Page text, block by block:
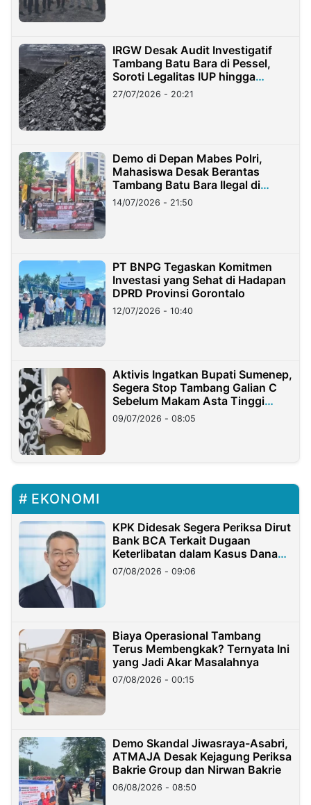
IRGW Desak Audit Investigatif
Tambang Batu Bara di Pessel,
Soroti Legalitas IUP hingga
Stockpile
27/07/2026 - 20:21
Demo di Depan Mabes Polri,
Mahasiswa Desak Berantas
Tambang Batu Bara Ilegal di
Lampung
14/07/2026 - 21:50
PT BNPG Tegaskan Komitmen
Investasi yang Sehat di Hadapan
DPRD Provinsi Gorontalo
12/07/2026 - 10:40
Aktivis Ingatkan Bupati Sumenep,
Segera Stop Tambang Galian C
Sebelum Makam Asta Tinggi
Longsor
09/07/2026 - 08:05
EKONOMI
KPK Didesak Segera Periksa Dirut
Bank BCA Terkait Dugaan
Keterlibatan dalam Kasus Dana
Nasabah Rp2,58 Miliar Raib
07/08/2026 - 09:06
Biaya Operasional Tambang
Terus Membengkak? Ternyata Ini
yang Jadi Akar Masalahnya
07/08/2026 - 00:15
Demo Skandal Jiwasraya-Asabri,
ATMAJA Desak Kejagung Periksa
Bakrie Group dan Nirwan Bakrie
06/08/2026 - 08:50